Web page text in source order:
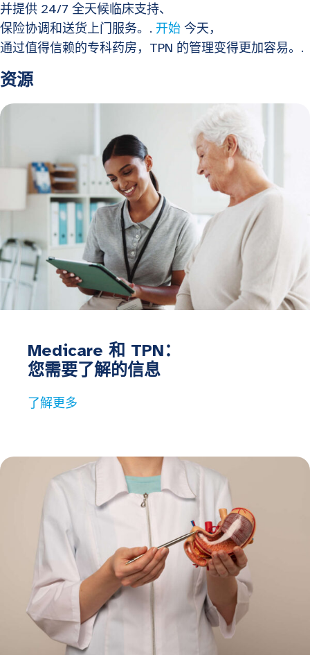
并提供 24/7 全天候临床支持、
保险协调和送货上门服务。. 开始 今天，
通过值得信赖的专科药房，TPN 的管理变得更加容易。.
资源
Medicare 和 TPN：
您需要了解的信息
了解更多